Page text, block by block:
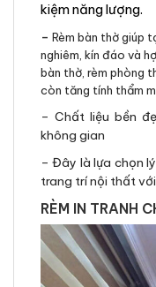
kiệm năng lượng.
– Rèm bàn thờ giúp
nghiêm, kín đáo và
bàn thờ, rèm phòng
còn tăng tính thẩm
– Chất liệu bền
không gian
– Đây là lựa chọn
trang trí nội thất
RÈM IN TRANH